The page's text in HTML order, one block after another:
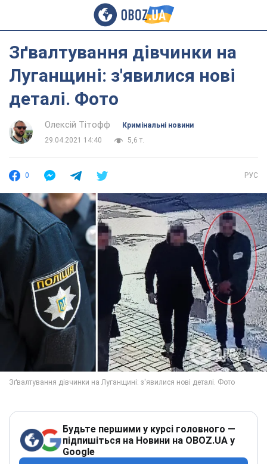
Зґвалтування дівчинки на
Луганщині: з'явилися нові
деталі. Фото
Олексій Тітофф
Кримінальні новини
29.04.2021 14:40
5,6 т.
0 РУС
Будьте першими у курсі головного —
підпишіться на Новини на OBOZ.UA у
Google